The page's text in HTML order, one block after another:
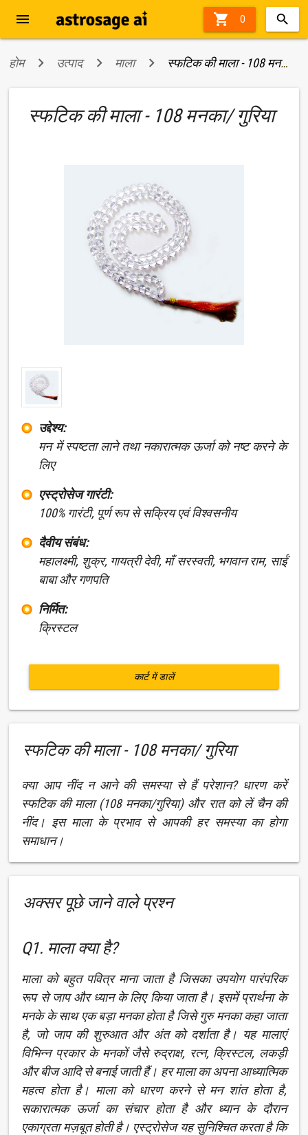
 0
menu
होम उत्पाद माला स्फटिक की माला - 108 मनका/ गुरिया
स्फटिक की माला - 108 मनका/ गुरिया
उद्देश्य:
मन में स्पष्टता लाने तथा नकारात्मक ऊर्जा को नष्ट करने के
लिए
एस्ट्रोसेज गारंटी:
100% गारंटी, पूर्ण रूप से सक्रिय एवं विश्वसनीय
दैवीय संबंध:
महालक्ष्मी, शुक्र, गायत्री देवी, माँ सरस्वती, भगवान राम, साईं
बाबा और गणपति
निर्मित:
क्रिस्टल
कार्ट में डालें
स्फटिक की माला - 108 मनका/ गुरिया
क्या आप नींद न आने की समस्या से हैं परेशान? धारण करें
स्फटिक की माला (108 मनका/गुरिया) और रात को लें चैन की
नींद। इस माला के प्रभाव से आपकी हर समस्या का होगा
समाधान।
अक्सर पूछे जाने वाले प्रश्न
Q1. माला क्या है?
माला को बहुत पवित्र माना जाता है जिसका उपयोग पारंपरिक
रूप से जाप और ध्यान के लिए किया जाता है। इसमें प्रार्थना के
मनके के साथ एक बड़ा मनका होता है जिसे गुरु मनका कहा जाता
है, जो जाप की शुरुआत और अंत को दर्शाता है। यह मालाएं
विभिन्न प्रकार के मनकों जैसे रुद्राक्ष, रत्न, क्रिस्टल, लकड़ी
और बीज आदि से बनाई जाती हैं। हर माला का अपना आध्यात्मिक
महत्व होता है। माला को धारण करने से मन शांत होता है,
सकारात्मक ऊर्जा का संचार होता है और ध्यान के दौरान
एकाग्रता मज़बूत होती है। एस्ट्रोसेज यह सुनिश्चित करता है कि